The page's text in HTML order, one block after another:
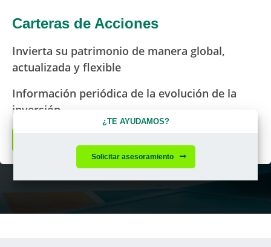
Carteras de Acciones
Invierta su patrimonio de manera global,
actualizada y flexible
Información periódica de la evolución de la
inversión
¿TE AYUDAMOS?
Solicitar asesoramiento